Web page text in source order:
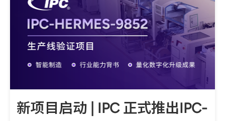
新项目启动 | IPC 正式推出IPC-